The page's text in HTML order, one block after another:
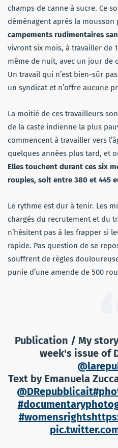
champs de canne à sucre. Ce
déménagent après la mousson
campements rudimentaires
vivront six mois, à travailler de
même de nuit, avec un jour de
Un travail qui n’est bien-sûr
un syndicat et n’offre aucune
La moitié de ces travailleurs
de la caste indienne la plus
commencent à travailler vers
quelques années plus tard, et
Elles touchent durant ces six
roupies, soit entre 380 et 445
Le rythme est dur à tenir. Les
chargés du recrutement et du
n’hésitent pas à les frapper si
rapide. Pas question de se
souffrent de règles
punie d’une amende de 500
Publication / My
week's issue of
Text by Emanuela
@DRepubblicait
#womensrights